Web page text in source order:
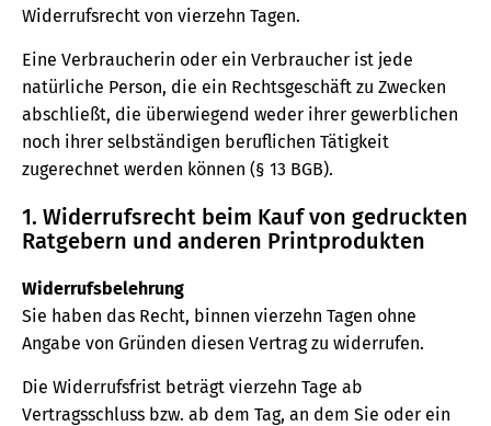
Widerrufsrecht von vierzehn Tagen.
Eine Verbraucherin oder ein Verbraucher ist jede
natürliche Person, die ein Rechtsgeschäft zu Zwecken
abschließt, die überwiegend weder ihrer gewerblichen
noch ihrer selbständigen beruflichen Tätigkeit
zugerechnet werden können (§ 13 BGB).
1. Widerrufsrecht beim Kauf von gedruckten
Ratgebern und anderen Printprodukten
Widerrufsbelehrung
Sie haben das Recht, binnen vierzehn Tagen ohne
Angabe von Gründen diesen Vertrag zu widerrufen.
Die Widerrufsfrist beträgt vierzehn Tage ab
Vertragsschluss bzw. ab dem Tag, an dem Sie oder ein